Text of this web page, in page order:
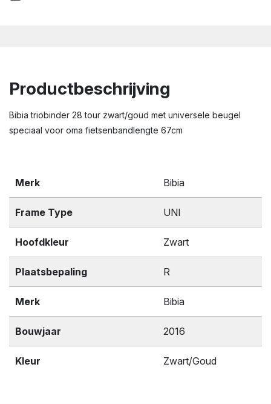
Productbeschrijving
Bibia triobinder 28 tour zwart/goud met universele beugel
speciaal voor oma fietsenbandlengte 67cm
Merk Bibia
Frame Type UNI
Hoofdkleur Zwart
Plaatsbepaling R
Merk Bibia
Bouwjaar 2016
Kleur Zwart/Goud